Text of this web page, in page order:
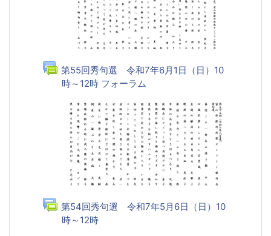
第55回秀句選 令和7年6月1日（日）10
時～12時 フォーラム
第54回秀句選 令和7年5月6日（日）10
時～12時フォーラム